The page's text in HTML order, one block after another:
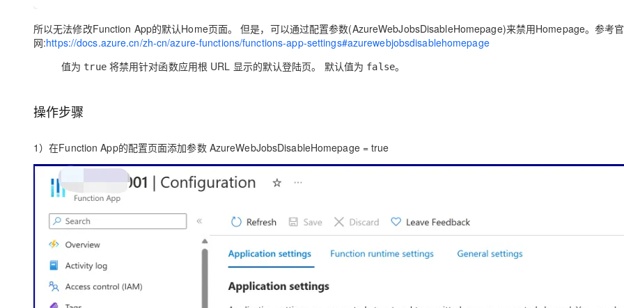
所以无法修改Function App的默认Home页面。 但是，可以通过配置参数(AzureWebJobsDisableHomepage)来禁用Homepage。参考官
网:https://docs.azure.cn/zh-cn/azure-functions/functions-app-settings#azurewebjobsdisablehomepage
值为 true将禁用针对函数应用根 URL 显示的默认登陆页。 默认值为 false。
操作步骤
1）在Function App的配置页面添加参数 AzureWebJobsDisableHomepage = true